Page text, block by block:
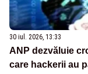
30 iul. 2026, 13:33
ANP dezvăluie
care hackerii au